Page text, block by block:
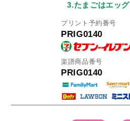
3.たまごはエッグ
プリント予約番号
PRIG0140
楽譜商品番号
PRIG0140